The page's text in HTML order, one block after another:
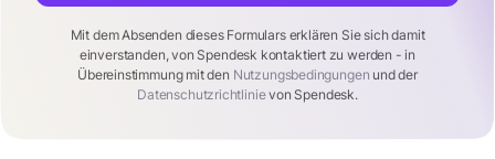
Mit dem Absenden dieses Formulars erklären Sie sich damit
einverstanden, von Spendesk kontaktiert zu werden - in
Übereinstimmung mit den Nutzungsbedingungen und der
Datenschutzrichtlinievon Spendesk.